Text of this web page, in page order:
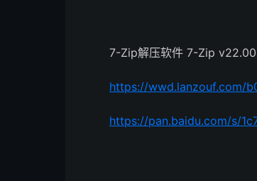
7-Zip解压软件 7-Zip
https://wwd.lanzouf.com/
https://pan.baidu.com/s/